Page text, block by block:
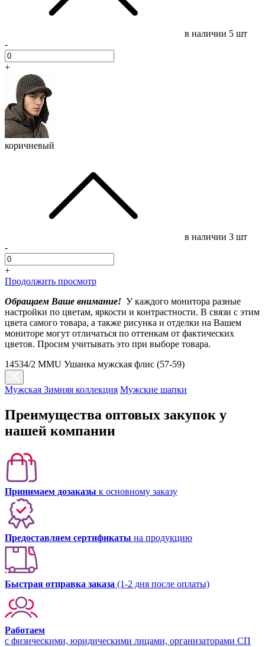
в наличии 5 шт
-
+
коричневый
в наличии 3 шт
-
+
Продолжить просмотр
Обращаем Ваше внимание! У каждого монитора разные
настройки по цветам, яркости и контрастности. В связи с этим
цвета самого товара, а также рисунка и отделки на Вашем
мониторе могут отличаться по оттенкам от фактических
цветов. Просим учитывать это при выборе товара.
14534/2 MMU Ушанка мужская флис (57-59)
Мужская Зимняя коллекция Мужские шапки
Преимущества оптовых закупок у
нашей компании
Принимаем дозаказы к основному заказу
Предоставляем сертификаты на продукцию
Быстрая отправка заказа (1-2 дня после оплаты)
Работаем
с физическими, юридическими лицами, организаторами СП